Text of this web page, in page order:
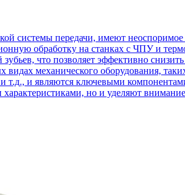
системы передачи, имеют
обработку на станках с ЧПУ и
что позволяет эффективно
видах механического оборудования,
т.д., и являются ключевыми
но и уделяют